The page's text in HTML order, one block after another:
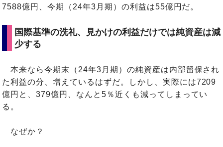
7588億円、今期（24年3月期）の利益は55億円だ。
国際基準の洗礼、見かけの利益だけでは純資産は減
少する
本来なら今期末（24年3月期）の純資産は内部留保され
た利益の分、増えているはずだ。しかし、実際には7209
億円と、379億円、なんと5％近くも減ってしまってい
る。
なぜか？